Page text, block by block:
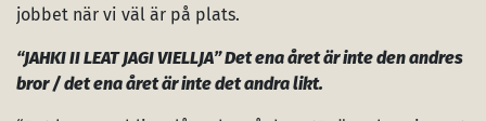
jobbet när vi väl är på plats.
“JAHKI II LEAT JAGI VIELLJA” Det ena året är inte den andres
bror / det ena året är inte det andra likt.